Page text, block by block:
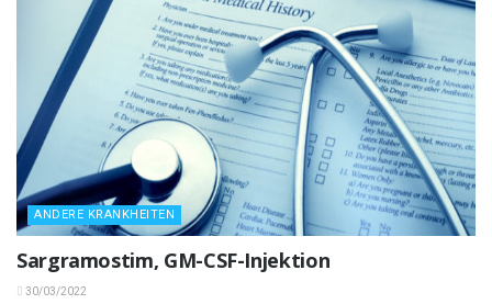
ANDERE KRANKHEITEN
Sargramostim, GM-CSF-Injektion
30/03/2022